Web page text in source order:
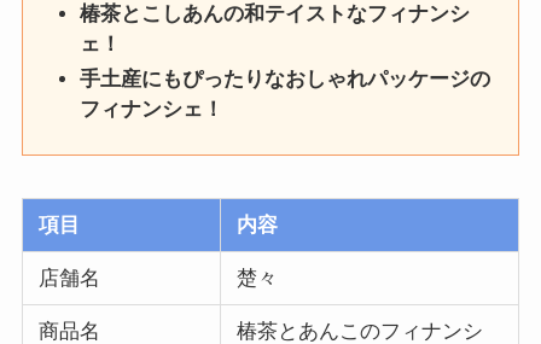
椿茶とこしあんの和テイストなフィナンシ
ェ！
手土産にもぴったりなおしゃれパッケージの
フィナンシェ！
項目 内容
店舗名 楚々
商品名
椿茶とあんこのフィナンシ